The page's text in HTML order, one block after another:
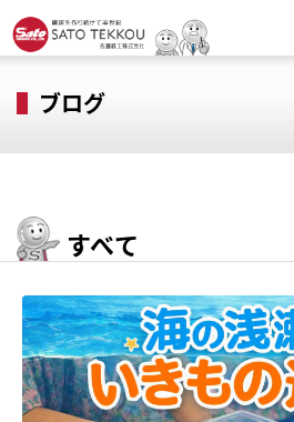
ブログ
すべて